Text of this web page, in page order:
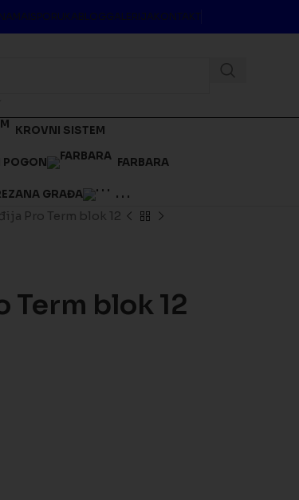
ISPORUKABLOGGALERIJAKONTAKT
KROVNI SISTEM
POGON FARBARA
GRAĐA . . .
Pro Term blok 12
Term blok 12